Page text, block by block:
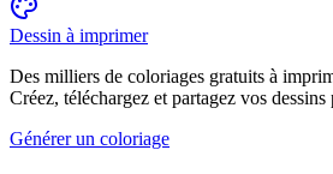
Dessin à imprimer
Des milliers de coloriages gratuits à
Créez, téléchargez et partagez vos dessins
Générer un coloriage